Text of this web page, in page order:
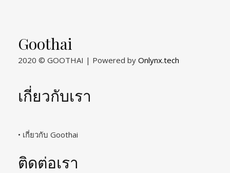
Goothai
2020 © GOOTHAI | Powered by Onlynx.tech
เกี่ยวกับเรา
• เกี่ยวกับ Goothai
ติดต่อเรา